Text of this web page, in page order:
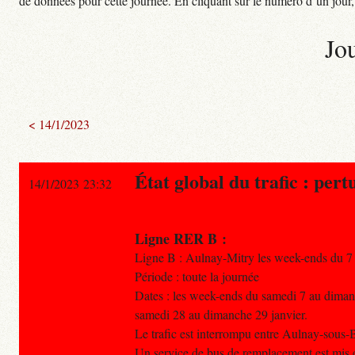
< 14/1/2023
14/1/2023 23:32 État global du trafic :
Ligne RER B :
Ligne B : Aulnay-Mitry les week-ends du 7
Période : toute la journée
Dates : les week-ends du samedi 7 au
samedi 28 au dimanche 29 janvier.
Le trafic est interrompu entre Aulnay-